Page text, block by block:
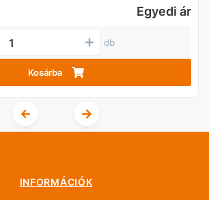
Egyedi ár
db
Kosárba
INFORMÁCIÓK